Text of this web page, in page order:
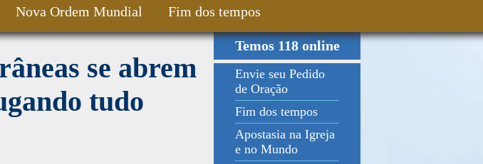
Nova Ordem Mundial Fim dos tempos
se abrem
tudo
Temos 118 online
Envie seu Pedido
de Oração
Fim dos tempos
Apostasia na Igreja
e no Mundo